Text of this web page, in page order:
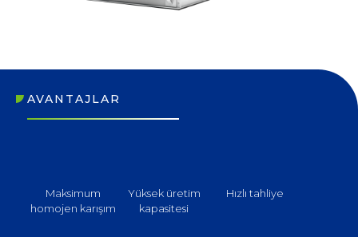
AVANTAJLAR
Maksimum
homojen karışım
Yüksek üretim
kapasitesi
Hızlı tahliye